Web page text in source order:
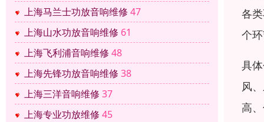
上海马兰士功放音响维修 47
上海山水功放音响维修 61
上海飞利浦音响维修 48
上海先锋功放音响维修 38
上海三洋音响维修 37
上海专业功放维修 45
各
个
具
风
高